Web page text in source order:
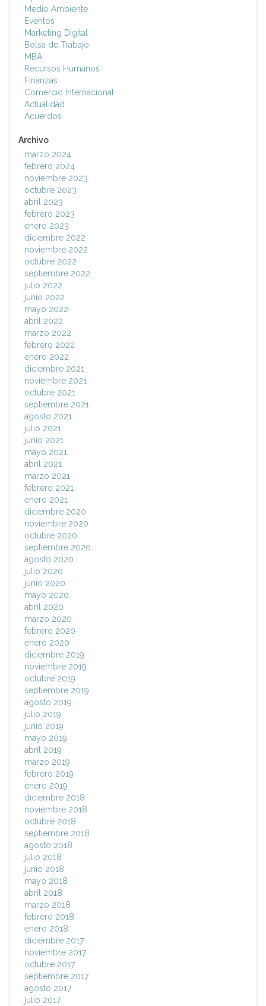
Medio Ambiente
Eventos
Marketing Digital
Bolsa de Trabajo
MBA
Recursos Humanos
Finanzas
Comercio Internacional
Actualidad
Acuerdos
Archivo
marzo 2024
febrero 2024
noviembre 2023
octubre 2023
abril 2023
febrero 2023
enero 2023
diciembre 2022
noviembre 2022
octubre 2022
septiembre 2022
julio 2022
junio 2022
mayo 2022
abril 2022
marzo 2022
febrero 2022
enero 2022
diciembre 2021
noviembre 2021
octubre 2021
septiembre 2021
agosto 2021
julio 2021
junio 2021
mayo 2021
abril 2021
marzo 2021
febrero 2021
enero 2021
diciembre 2020
noviembre 2020
octubre 2020
septiembre 2020
agosto 2020
julio 2020
junio 2020
mayo 2020
abril 2020
marzo 2020
febrero 2020
enero 2020
diciembre 2019
noviembre 2019
octubre 2019
septiembre 2019
agosto 2019
julio 2019
junio 2019
mayo 2019
abril 2019
marzo 2019
febrero 2019
enero 2019
diciembre 2018
noviembre 2018
octubre 2018
septiembre 2018
agosto 2018
julio 2018
junio 2018
mayo 2018
abril 2018
marzo 2018
febrero 2018
enero 2018
diciembre 2017
noviembre 2017
octubre 2017
septiembre 2017
agosto 2017
julio 2017